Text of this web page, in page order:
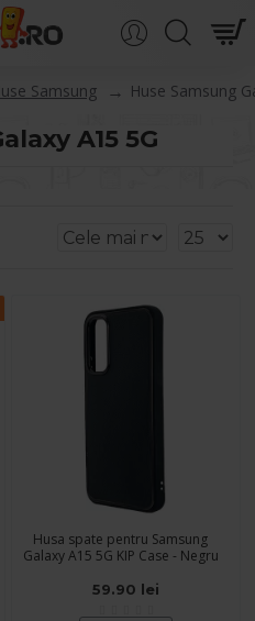
Samsung Huse Samsung
A15 5G
Husa spate pentru Samsung
Galaxy A15 5G KIP Case - Negru
59.90 lei